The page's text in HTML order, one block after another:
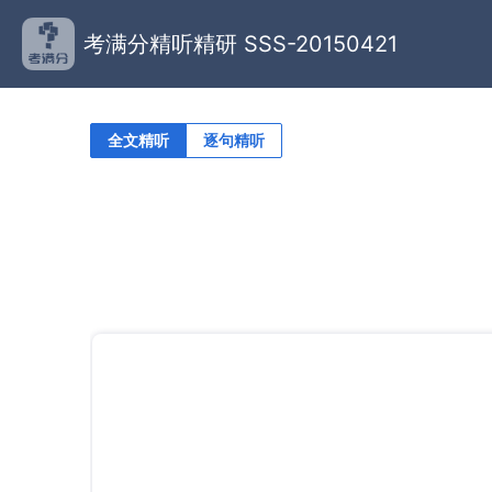
考满分精听精研 SSS-20150421
全文精听 逐句精听